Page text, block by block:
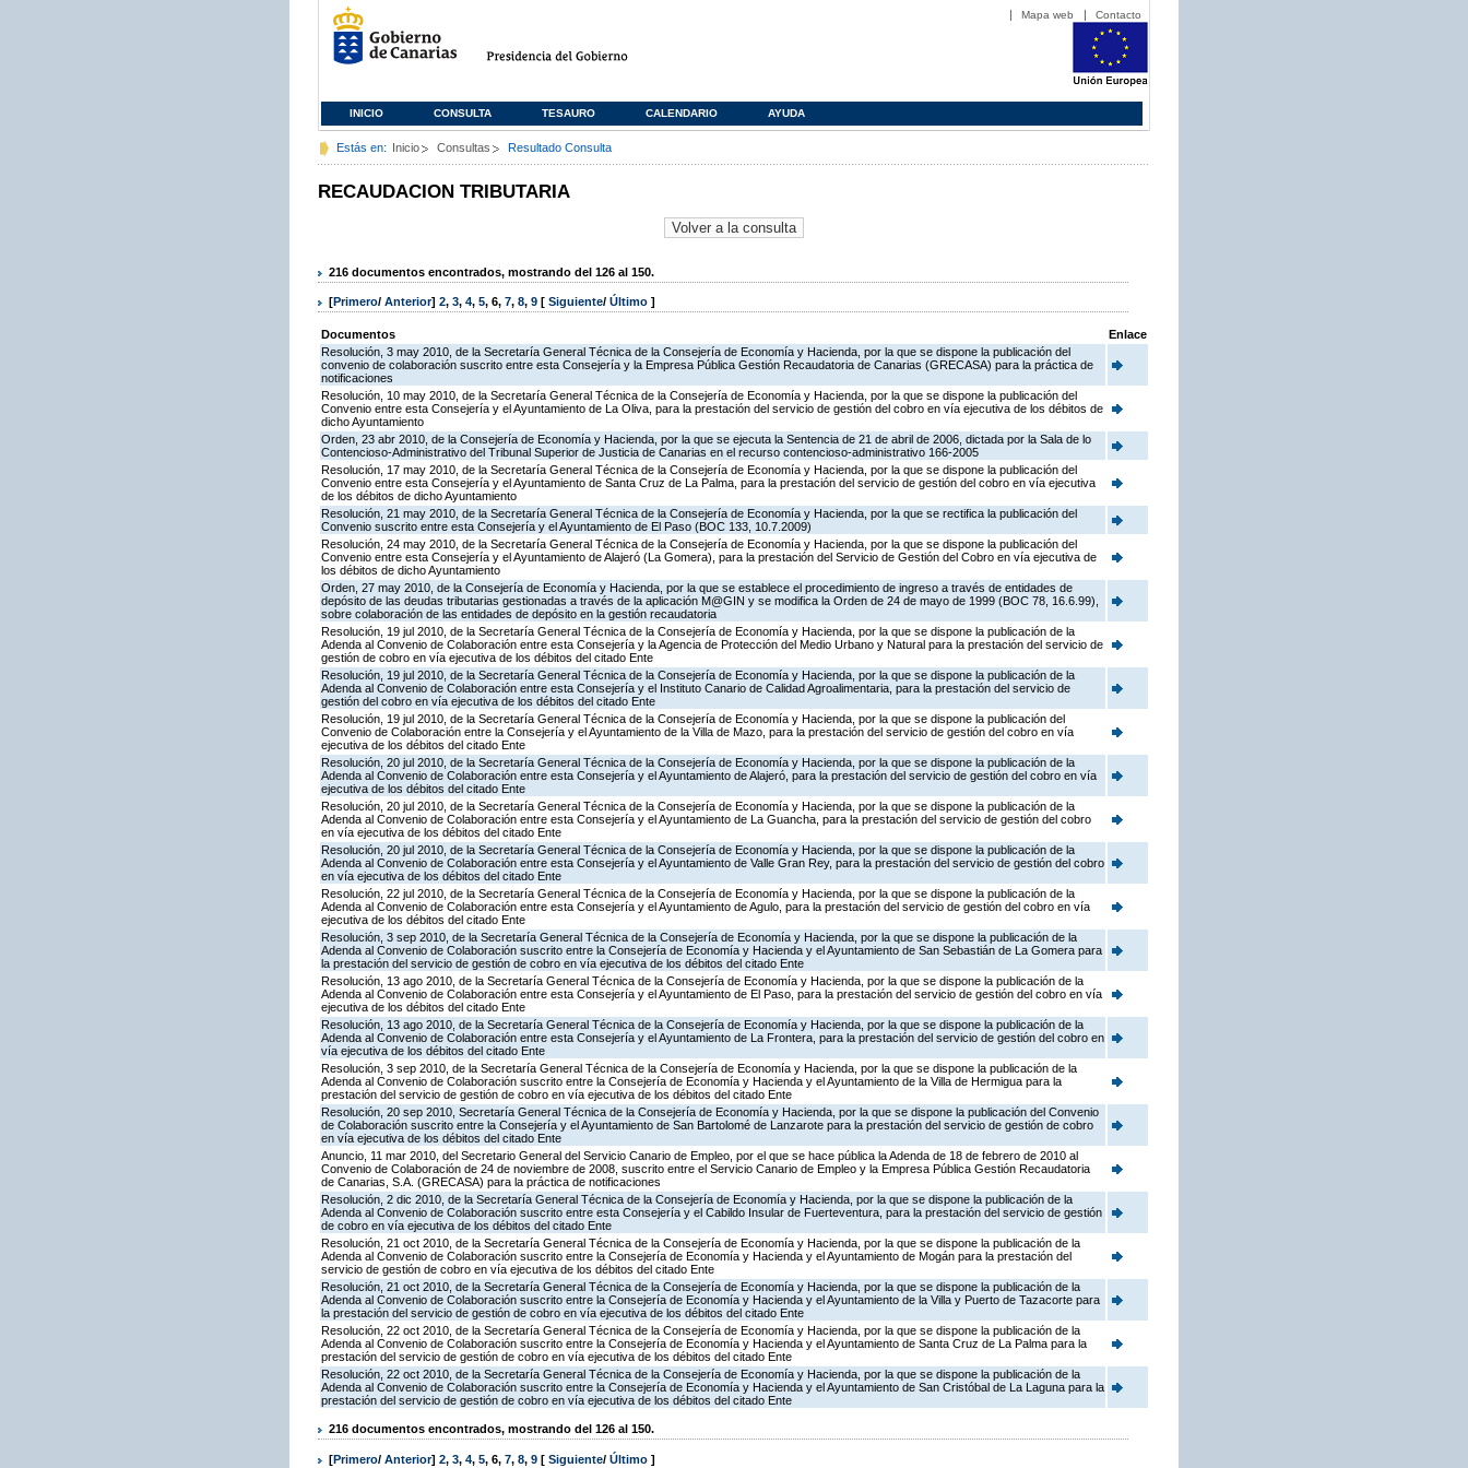
Mapa web Contacto
INICIO CONSULTA TESAURO CALENDARIO AYUDA
Estás en: Inicio Consultas Resultado Consulta
RECAUDACION TRIBUTARIA
216 documentos encontrados, mostrando del 126 al 150.
[Primero/ Anterior] 2, 3, 4, 5, 6, 7, 8, 9 [ Siguiente/ Último ]
Documentos
Enlace
Resolución, 3 may 2010, de la Secretaría General Técnica de la Consejería de Economía y Hacienda, por la que se dispone la publicación del
convenio de colaboración suscrito entre esta Consejería y la Empresa Pública Gestión Recaudatoria de Canarias (GRECASA) para la práctica de
notificaciones
Resolución, 10 may 2010, de la Secretaría General Técnica de la Consejería de Economía y Hacienda, por la que se dispone la publicación del
Convenio entre esta Consejería y el Ayuntamiento de La Oliva, para la prestación del servicio de gestión del cobro en vía ejecutiva de los débitos de
dicho Ayuntamiento
Orden, 23 abr 2010, de la Consejería de Economía y Hacienda, por la que se ejecuta la Sentencia de 21 de abril de 2006, dictada por la Sala de lo
Contencioso-Administrativo del Tribunal Superior de Justicia de Canarias en el recurso contencioso-administrativo 166-2005
Resolución, 17 may 2010, de la Secretaría General Técnica de la Consejería de Economía y Hacienda, por la que se dispone la publicación del
Convenio entre esta Consejería y el Ayuntamiento de Santa Cruz de La Palma, para la prestación del servicio de gestión del cobro en vía ejecutiva
de los débitos de dicho Ayuntamiento
Resolución, 21 may 2010, de la Secretaría General Técnica de la Consejería de Economía y Hacienda, por la que se rectifica la publicación del
Convenio suscrito entre esta Consejería y el Ayuntamiento de El Paso (BOC 133, 10.7.2009)
Resolución, 24 may 2010, de la Secretaría General Técnica de la Consejería de Economía y Hacienda, por la que se dispone la publicación del
Convenio entre esta Consejería y el Ayuntamiento de Alajeró (La Gomera), para la prestación del Servicio de Gestión del Cobro en vía ejecutiva de
los débitos de dicho Ayuntamiento
Orden, 27 may 2010, de la Consejería de Economía y Hacienda, por la que se establece el procedimiento de ingreso a través de entidades de
depósito de las deudas tributarias gestionadas a través de la aplicación M@GIN y se modifica la Orden de 24 de mayo de 1999 (BOC 78, 16.6.99),
sobre colaboración de las entidades de depósito en la gestión recaudatoria
Resolución, 19 jul 2010, de la Secretaría General Técnica de la Consejería de Economía y Hacienda, por la que se dispone la publicación de la
Adenda al Convenio de Colaboración entre esta Consejería y la Agencia de Protección del Medio Urbano y Natural para la prestación del servicio de
gestión de cobro en vía ejecutiva de los débitos del citado Ente
Resolución, 19 jul 2010, de la Secretaría General Técnica de la Consejería de Economía y Hacienda, por la que se dispone la publicación de la
Adenda al Convenio de Colaboración entre esta Consejería y el Instituto Canario de Calidad Agroalimentaria, para la prestación del servicio de
gestión del cobro en vía ejecutiva de los débitos del citado Ente
Resolución, 19 jul 2010, de la Secretaría General Técnica de la Consejería de Economía y Hacienda, por la que se dispone la publicación del
Convenio de Colaboración entre la Consejería y el Ayuntamiento de la Villa de Mazo, para la prestación del servicio de gestión del cobro en vía
ejecutiva de los débitos del citado Ente
Resolución, 20 jul 2010, de la Secretaría General Técnica de la Consejería de Economía y Hacienda, por la que se dispone la publicación de la
Adenda al Convenio de Colaboración entre esta Consejería y el Ayuntamiento de Alajeró, para la prestación del servicio de gestión del cobro en vía
ejecutiva de los débitos del citado Ente
Resolución, 20 jul 2010, de la Secretaría General Técnica de la Consejería de Economía y Hacienda, por la que se dispone la publicación de la
Adenda al Convenio de Colaboración entre esta Consejería y el Ayuntamiento de La Guancha, para la prestación del servicio de gestión del cobro
en vía ejecutiva de los débitos del citado Ente
Resolución, 20 jul 2010, de la Secretaría General Técnica de la Consejería de Economía y Hacienda, por la que se dispone la publicación de la
Adenda al Convenio de Colaboración entre esta Consejería y el Ayuntamiento de Valle Gran Rey, para la prestación del servicio de gestión del cobro
en vía ejecutiva de los débitos del citado Ente
Resolución, 22 jul 2010, de la Secretaría General Técnica de la Consejería de Economía y Hacienda, por la que se dispone la publicación de la
Adenda al Convenio de Colaboración entre esta Consejería y el Ayuntamiento de Agulo, para la prestación del servicio de gestión del cobro en vía
ejecutiva de los débitos del citado Ente
Resolución, 3 sep 2010, de la Secretaría General Técnica de la Consejería de Economía y Hacienda, por la que se dispone la publicación de la
Adenda al Convenio de Colaboración suscrito entre la Consejería de Economía y Hacienda y el Ayuntamiento de San Sebastián de La Gomera para
la prestación del servicio de gestión de cobro en vía ejecutiva de los débitos del citado Ente
Resolución, 13 ago 2010, de la Secretaría General Técnica de la Consejería de Economía y Hacienda, por la que se dispone la publicación de la
Adenda al Convenio de Colaboración entre esta Consejería y el Ayuntamiento de El Paso, para la prestación del servicio de gestión del cobro en vía
ejecutiva de los débitos del citado Ente
Resolución, 13 ago 2010, de la Secretaría General Técnica de la Consejería de Economía y Hacienda, por la que se dispone la publicación de la
Adenda al Convenio de Colaboración entre esta Consejería y el Ayuntamiento de La Frontera, para la prestación del servicio de gestión del cobro en
vía ejecutiva de los débitos del citado Ente
Resolución, 3 sep 2010, de la Secretaría General Técnica de la Consejería de Economía y Hacienda, por la que se dispone la publicación de la
Adenda al Convenio de Colaboración suscrito entre la Consejería de Economía y Hacienda y el Ayuntamiento de la Villa de Hermigua para la
prestación del servicio de gestión de cobro en vía ejecutiva de los débitos del citado Ente
Resolución, 20 sep 2010, Secretaría General Técnica de la Consejería de Economía y Hacienda, por la que se dispone la publicación del Convenio
de Colaboración suscrito entre la Consejería y el Ayuntamiento de San Bartolomé de Lanzarote para la prestación del servicio de gestión de cobro
en vía ejecutiva de los débitos del citado Ente
Anuncio, 11 mar 2010, del Secretario General del Servicio Canario de Empleo, por el que se hace pública la Adenda de 18 de febrero de 2010 al
Convenio de Colaboración de 24 de noviembre de 2008, suscrito entre el Servicio Canario de Empleo y la Empresa Pública Gestión Recaudatoria
de Canarias, S.A. (GRECASA) para la práctica de notificaciones
Resolución, 2 dic 2010, de la Secretaría General Técnica de la Consejería de Economía y Hacienda, por la que se dispone la publicación de la
Adenda al Convenio de Colaboración suscrito entre esta Consejería y el Cabildo Insular de Fuerteventura, para la prestación del servicio de gestión
de cobro en vía ejecutiva de los débitos del citado Ente
Resolución, 21 oct 2010, de la Secretaría General Técnica de la Consejería de Economía y Hacienda, por la que se dispone la publicación de la
Adenda al Convenio de Colaboración suscrito entre la Consejería de Economía y Hacienda y el Ayuntamiento de Mogán para la prestación del
servicio de gestión de cobro en vía ejecutiva de los débitos del citado Ente
Resolución, 21 oct 2010, de la Secretaría General Técnica de la Consejería de Economía y Hacienda, por la que se dispone la publicación de la
Adenda al Convenio de Colaboración suscrito entre la Consejería de Economía y Hacienda y el Ayuntamiento de la Villa y Puerto de Tazacorte para
la prestación del servicio de gestión de cobro en vía ejecutiva de los débitos del citado Ente
Resolución, 22 oct 2010, de la Secretaría General Técnica de la Consejería de Economía y Hacienda, por la que se dispone la publicación de la
Adenda al Convenio de Colaboración suscrito entre la Consejería de Economía y Hacienda y el Ayuntamiento de Santa Cruz de La Palma para la
prestación del servicio de gestión de cobro en vía ejecutiva de los débitos del citado Ente
Resolución, 22 oct 2010, de la Secretaría General Técnica de la Consejería de Economía y Hacienda, por la que se dispone la publicación de la
Adenda al Convenio de Colaboración suscrito entre la Consejería de Economía y Hacienda y el Ayuntamiento de San Cristóbal de La Laguna para la
prestación del servicio de gestión de cobro en vía ejecutiva de los débitos del citado Ente
216 documentos encontrados, mostrando del 126 al 150.
[Primero/ Anterior] 2, 3, 4, 5, 6, 7, 8, 9 [ Siguiente/ Último ]